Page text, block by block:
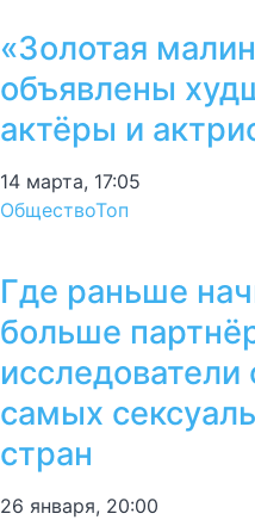
«Золотая
объявлены
актёры и
14 марта, 17:05
ОбществоТоп
Где раньше
больше
исследователи
самых
стран
26 января, 20:00